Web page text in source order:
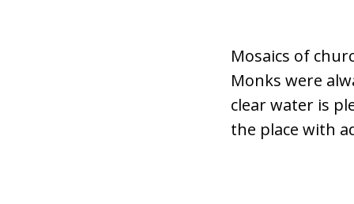
Mosaics of
Monks were
clear water is
the place with